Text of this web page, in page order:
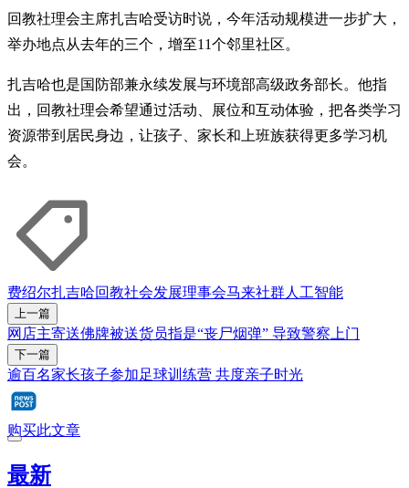
回教社理会主席扎吉哈受访时说，今年活动规模进一步扩大，
举办地点从去年的三个，增至11个邻里社区。
扎吉哈也是国防部兼永续发展与环境部高级政务部长。他指
出，回教社理会希望通过活动、展位和互动体验，把各类学习
资源带到居民身边，让孩子、家长和上班族获得更多学习机
会。
费绍尔扎吉哈回教社会发展理事会马来社群人工智能
上一篇
网店主寄送佛牌被送货员指是“丧尸烟弹” 导致警察上门
下一篇
逾百名家长孩子参加足球训练营 共度亲子时光
购买此文章
最新